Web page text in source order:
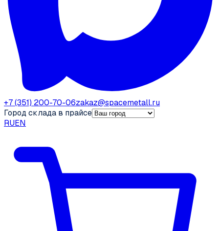
+7 (351) 200-70-06zakaz@spacemetall.ru
Город склада в прайсе
RUEN